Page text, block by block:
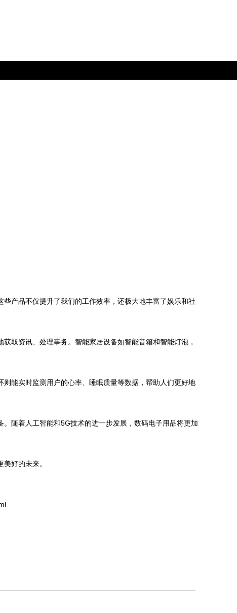
产品不仅提升了我们的工作效率，还极大地丰富了娱乐和社
取资讯、处理事务。智能家居设备如智能音箱和智能灯泡，
能实时监测用户的心率、睡眠质量等数据，帮助人们更好地
随着人工智能和5G技术的进一步发展，数码电子用品将更加
好的未来。